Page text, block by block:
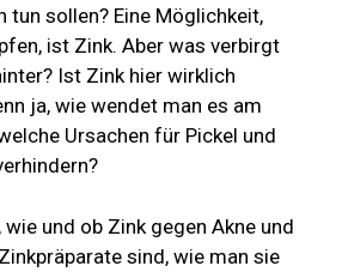
tun sollen? Eine Möglichkeit,
ist Zink. Aber was verbirgt
Ist Zink hier wirklich
ja, wie wendet man es am
Ursachen für Pickel und
wie und ob Zink gegen Akne und
sind, wie man sie